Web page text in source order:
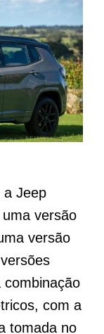
a Jeep
versão
versão
com a
tomada no